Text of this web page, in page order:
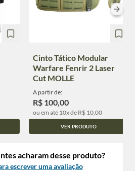
Cinto Tático Modular
Warfare Fenrir 2 Laser
Cut MOLLE
A partir de:
R$ 100,00
ou em até 10x de R$ 10,00
VER PRODUTO
acharam desse produto?
escrever uma avaliação